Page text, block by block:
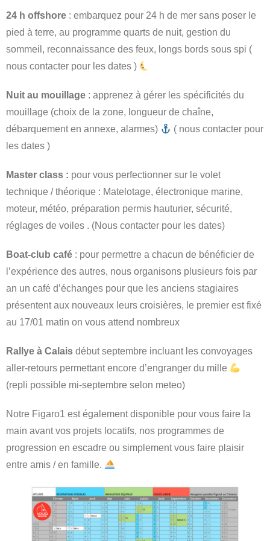
24 h offshore : embarquez pour 24 h de mer sans poser le
pied à terre, au programme quarts de nuit, gestion du
sommeil, reconnaissance des feux, longs bords sous spi (
nous contacter pour les dates )
Nuit au mouillage : apprenez à gérer les spécificités du
mouillage (choix de la zone, longueur de chaîne,
débarquement en annexe, alarmes)
( nous contacter pour
les dates )
Master class : pour vous perfectionner sur le volet
technique / théorique : Matelotage, électronique marine,
moteur, météo, préparation permis hauturier, sécurité,
réglages de voiles . (Nous contacter pour les dates)
Boat-club café : pour permettre a chacun de bénéficier de
l’expérience des autres, nous organisons plusieurs fois par
an un café d’échanges pour que les anciens stagiaires
présentent aux nouveaux leurs croisières, le premier est fixé
au 17/01 matin on vous attend nombreux
Rallye à Calais début septembre incluant les convoyages
aller-retours permettant encore d’engranger du mille
(repli possible mi-septembre selon meteo)
Notre Figaro1 est également disponible pour vous faire la
main avant vos projets locatifs, nos programmes de
progression en escadre ou simplement vous faire plaisir
entre amis / en famille.